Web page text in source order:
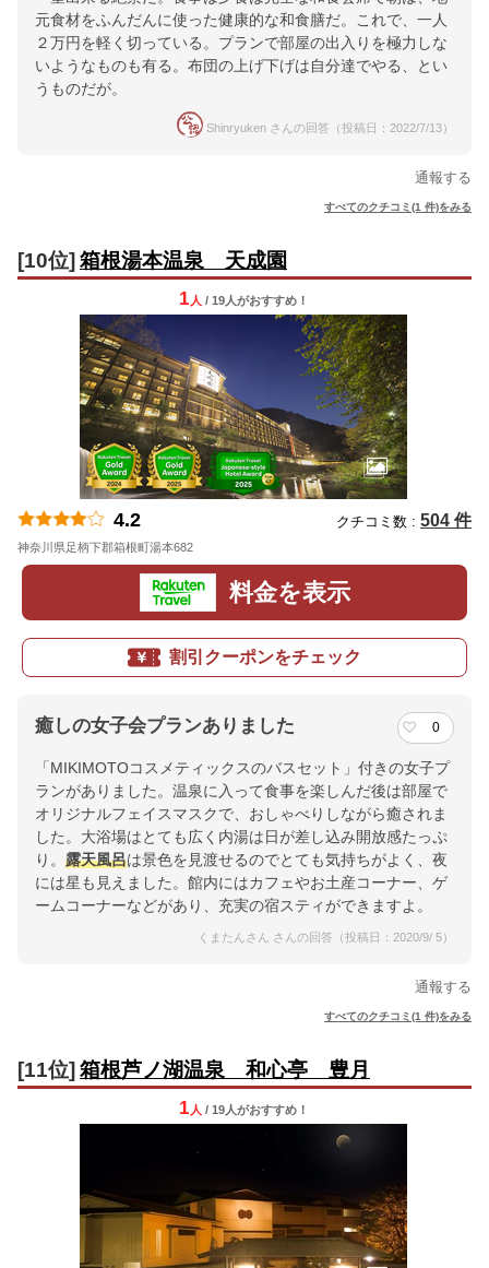
元食材をふんだんに使った健康的な和食膳だ。これで、一人
２万円を軽く切っている。プランで部屋の出入りを極力しな
いようなものも有る。布団の上げ下げは自分達でやる、とい
うものだが。
Shinryuken さんの回答（投稿日：2022/7/13）
通報する
すべてのクチコミ(1 件)をみる
[10位] 箱根湯本温泉 天成園
1 人 / 19人がおすすめ！
4.2 クチコミ数 : 504 件
神奈川県足柄下郡箱根町湯本682
料金を表示
割引クーポンをチェック
癒しの女子会プランありました 0
「MIKIMOTOコスメティックスのバスセット」付きの女子プ
ランがありました。温泉に入って食事を楽しんだ後は部屋で
オリジナルフェイスマスクで、おしゃべりしながら癒されま
した。大浴場はとても広く内湯は日が差し込み開放感たっぷ
り。 露天風呂は景色を見渡せるのでとても気持ちがよく、夜
には星も見えました。館内にはカフェやお土産コーナー、ゲ
ームコーナーなどがあり、充実の宿スティができますよ。
くまたんさん さんの回答（投稿日：2020/9/ 5）
通報する
すべてのクチコミ(1 件)をみる
[11位] 箱根芦ノ湖温泉 和心亭 豊月
1 人 / 19人がおすすめ！